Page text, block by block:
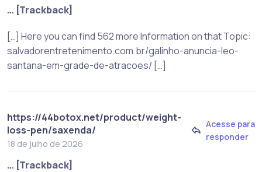
… [Trackback]
[…] Here you can find 562 more Information on that Topic:
salvadorentretenimento.com.br/galinho-anuncia-leo-
santana-em-grade-de-atracoes/ […]
https://44botox.net/product/weight-
loss-pen/saxenda/
18 de julho de 2026
Acesse para
responder
… [Trackback]